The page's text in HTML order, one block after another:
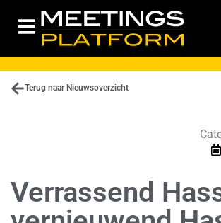
Terug naar Nieuwsoverzicht
Verrassend